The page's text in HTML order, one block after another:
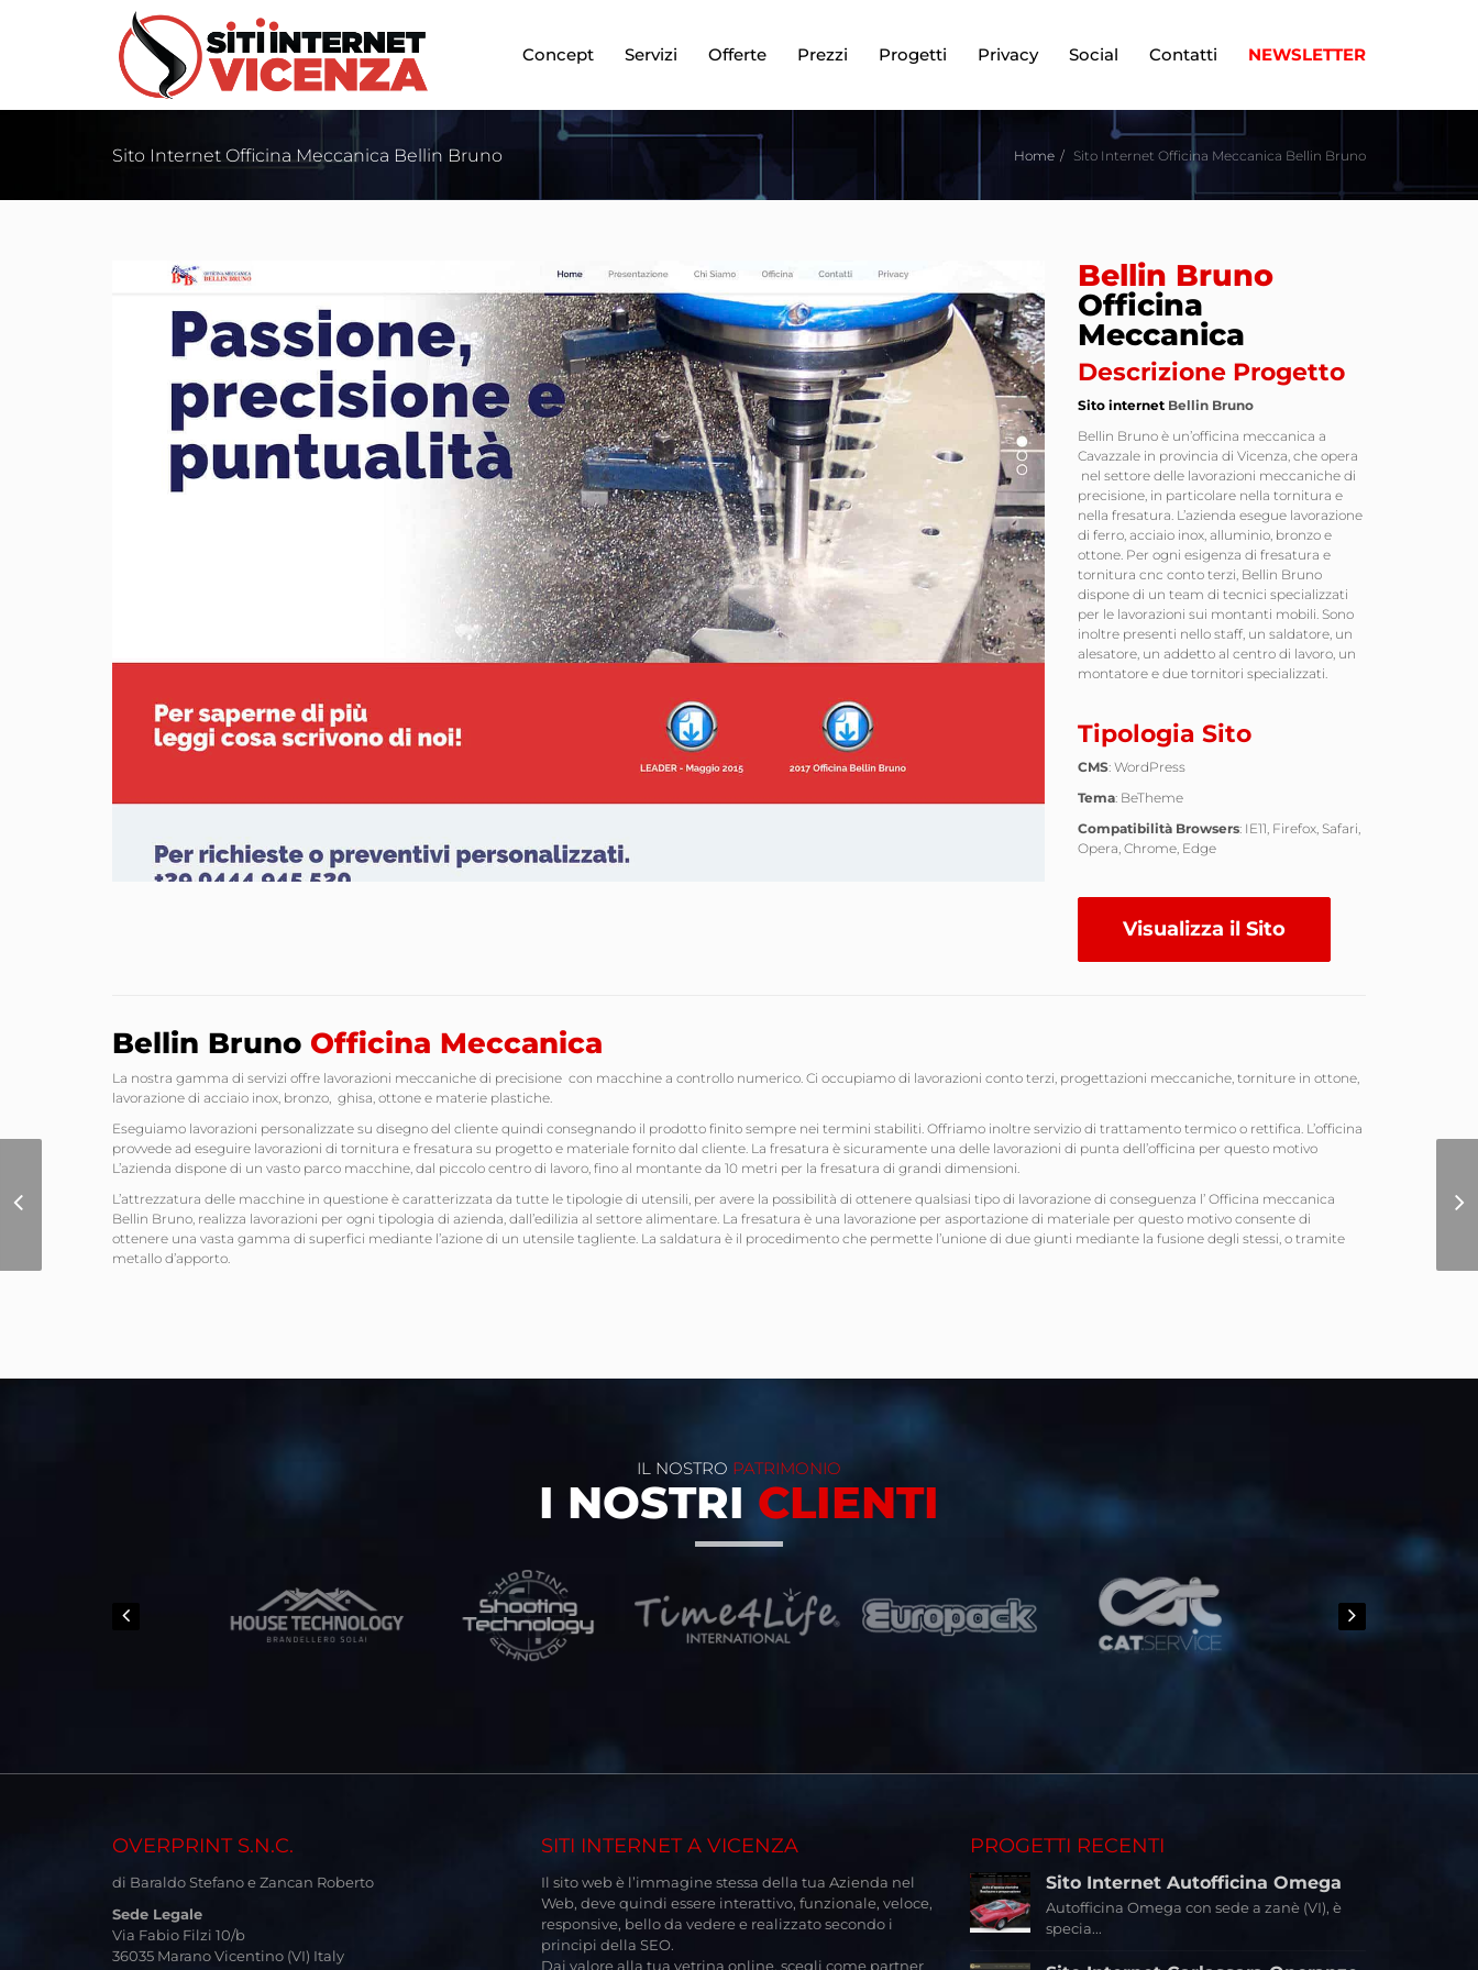
Concept Servizi Offerte Prezzi Progetti Privacy Social Contatti NEWSLETTER
Sito Internet Officina Meccanica Bellin Bruno Home Sito Internet Officina Meccanica Bellin Bruno
Bellin Bruno
Officina
Meccanica
Descrizione Progetto
Sito internetBellin Bruno
Bellin Bruno è un’officina meccanica a
Cavazzale in provincia di Vicenza, che opera
nel settore delle lavorazioni meccaniche di
precisione, in particolare nella tornitura e
nella fresatura. L’azienda esegue lavorazione
di ferro, acciaio inox, alluminio, bronzo e
ottone. Per ogni esigenza di fresatura e
tornitura cnc conto terzi, Bellin Bruno
dispone di un team di tecnici specializzati
per le lavorazioni sui montanti mobili. Sono
inoltre presenti nello staff, un saldatore, un
alesatore, un addetto al centro di lavoro, un
montatore e due tornitori specializzati.
Tipologia Sito
CMS: WordPress
Tema: BeTheme
Compatibilità Browsers: IE11, Firefox, Safari,
Opera, Chrome, Edge
Visualizza il Sito
Bellin Bruno Officina Meccanica
La nostra gamma di servizi offre lavorazioni meccaniche di precisione con macchine a controllo numerico. Ci occupiamo di lavorazioni conto terzi, progettazioni meccaniche, torniture in ottone,
lavorazione di acciaio inox, bronzo, ghisa, ottone e materie plastiche.
Eseguiamo lavorazioni personalizzate su disegno del cliente quindi consegnando il prodotto finito sempre nei termini stabiliti. Offriamo inoltre servizio di trattamento termico o rettifica. L’officina
provvede ad eseguire lavorazioni di tornitura e fresatura su progetto e materiale fornito dal cliente. La fresatura è sicuramente una delle lavorazioni di punta dell’officina per questo motivo
L’azienda dispone di un vasto parco macchine, dal piccolo centro di lavoro, fino al montante da 10 metri per la fresatura di grandi dimensioni.
L’attrezzatura delle macchine in questione è caratterizzata da tutte le tipologie di utensili, per avere la possibilità di ottenere qualsiasi tipo di lavorazione di conseguenza l’ Officina meccanica
Bellin Bruno, realizza lavorazioni per ogni tipologia di azienda, dall’edilizia al settore alimentare. La fresatura è una lavorazione per asportazione di materiale per questo motivo consente di
ottenere una vasta gamma di superfici mediante l’azione di un utensile tagliente. La saldatura è il procedimento che permette l’unione di due giunti mediante la fusione degli stessi, o tramite
metallo d’apporto.
Berrettini Bed &
IL NOSTRO PATRIMONIO
I NOSTRI CLIENTI
OVERPRINT S.N.C.
di Baraldo Stefano e Zancan Roberto
Sede Legale
Via Fabio Filzi 10/b
36035 Marano Vicentino (VI) Italy
SITI INTERNET A VICENZA
Il sito web è l’immagine stessa della tua Azienda nel
Web, deve quindi essere interattivo, funzionale, veloce,
responsive, bello da vedere e realizzato secondo i
principi della SEO.
Dai valore alla tua vetrina online, scegli come partner
PROGETTI RECENTI
Sito Internet Autofficina Omega
Autofficina Omega con sede a zanè (VI), è
specia...